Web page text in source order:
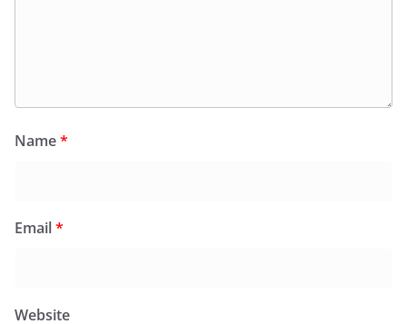
Name*
Email*
Website